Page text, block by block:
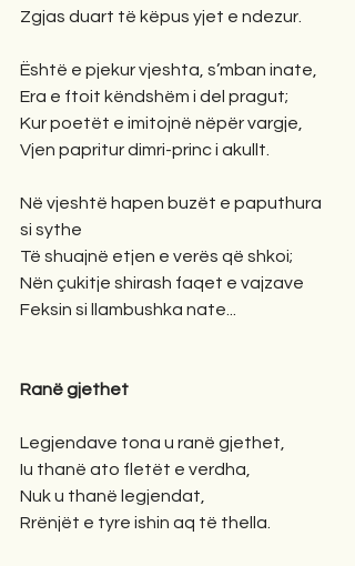
Zgjas duart të këpus yjet e ndezur.
Është e pjekur vjeshta, s’mban inate,
Era e ftoit këndshëm i del pragut;
Kur poetët e imitojnë nëpër vargje,
Vjen papritur dimri-princ i akullt.
Në vjeshtë hapen buzët e paputhura
si sythe
Të shuajnë etjen e verës që shkoi;
Nën çukitje shirash faqet e vajzave
Feksin si llambushka nate...
Ranë gjethet
Legjendave tona u ranë gjethet,
Iu thanë ato fletët e verdha,
Nuk u thanë legjendat,
Rrënjët e tyre ishin aq të thella.